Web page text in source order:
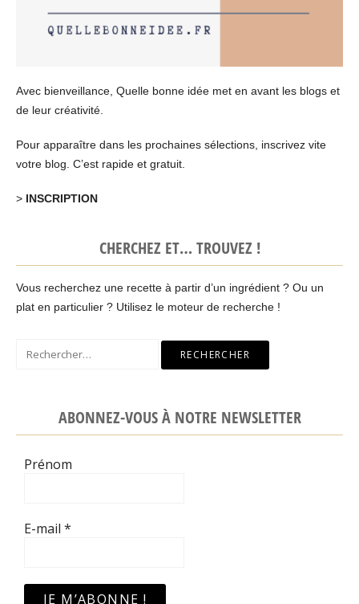
Avec bienveillance, Quelle bonne idée met en avant les blogs et
de leur créativité.
Pour apparaître dans les prochaines sélections, inscrivez vite
votre blog. C’est rapide et gratuit.
> INSCRIPTION
CHERCHEZ ET… TROUVEZ !
Vous recherchez une recette à partir d’un ingrédient ? Ou un
plat en particulier ? Utilisez le moteur de recherche !
Rechercher :
ABONNEZ-VOUS À NOTRE NEWSLETTER
Prénom
E-mail *